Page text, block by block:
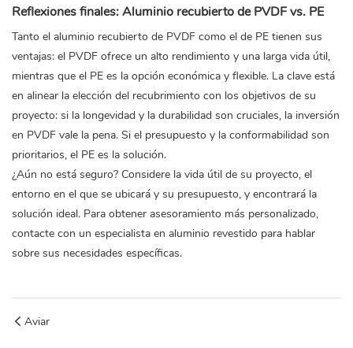
Reflexiones finales: Aluminio recubierto de PVDF vs. PE
Tanto el aluminio recubierto de PVDF como el de PE tienen sus
ventajas: el PVDF ofrece un alto rendimiento y una larga vida útil,
mientras que el PE es la opción económica y flexible. La clave está
en alinear la elección del recubrimiento con los objetivos de su
proyecto: si la longevidad y la durabilidad son cruciales, la inversión
en PVDF vale la pena. Si el presupuesto y la conformabilidad son
prioritarios, el PE es la solución.
¿Aún no está seguro? Considere la vida útil de su proyecto, el
entorno en el que se ubicará y su presupuesto, y encontrará la
solución ideal. Para obtener asesoramiento más personalizado,
contacte con un especialista en aluminio revestido para hablar
sobre sus necesidades específicas.
Aviar